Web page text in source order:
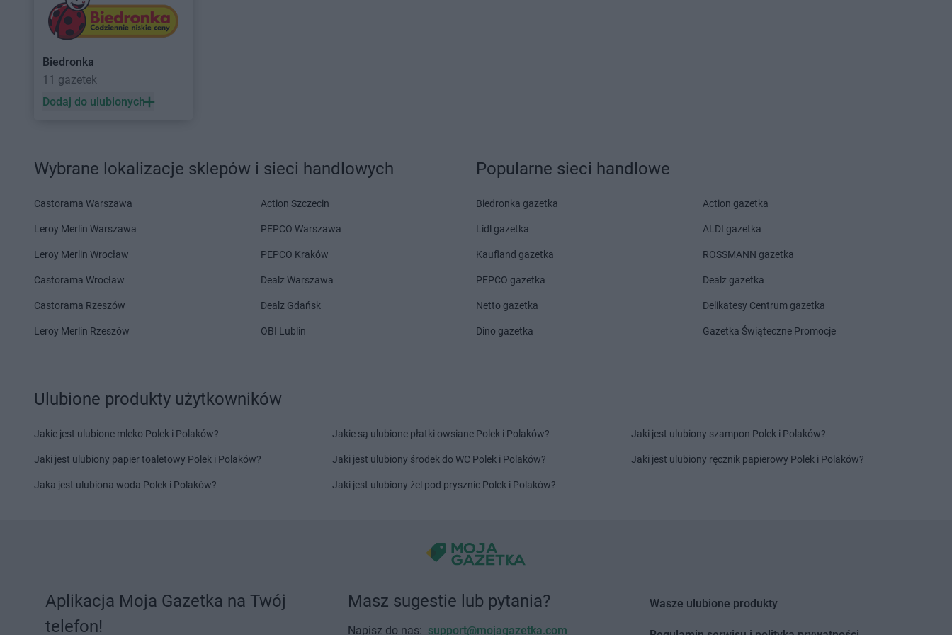
Hitpol Sanok
Hitpol Sieniawa
Hitpol Skomielna Czarna
Hitpol Święcany
Hitpol Tarnawa Górna
Tęgoborze
Hitpol Zagórz Zarszyn
Hitpol Żurowa
Biedronka
11 gazetek
Dodaj do ulubionych
Wybrane lokalizacje sklepów i sieci handlowych
Castorama Warszawa
Leroy Merlin Warszawa
Leroy Merlin Wrocław
Castorama Wrocław
Castorama Rzeszów
Leroy Merlin Rzeszów
Action Szczecin
PEPCO Warszawa
PEPCO Kraków
Dealz Warszawa
Dealz Gdańsk
OBI Lublin
Popularne sieci handlowe
Biedronka gazetka
Lidl gazetka
Kaufland gazetka
PEPCO gazetka
Netto gazetka
Dino gazetka
Action gazetka
ALDI gazetka
ROSSMANN gazetka
Dealz gazetka
Delikatesy Centrum gazetka
Gazetka Świąteczne Promocje
Ulubione produkty użytkowników
Jakie jest ulubione mleko Polek i Polaków?
Jaki jest ulubiony papier toaletowy Polek i Polaków?
Jaka jest ulubiona woda Polek i Polaków?
Jakie są ulubione płatki owsiane Polek i Polaków?
Jaki jest ulubiony środek do WC Polek i Polaków?
Jaki jest ulubiony żel pod prysznic Polek i Polaków?
Jaki jest ulubiony szampon Polek i Polaków?
Jaki jest ulubiony ręcznik papierowy Polek i Polaków?
Aplikacja Moja Gazetka na Twój
telefon!
Masz sugestie lub pytania?
Napisz do nas: support@mojagazetka.com
Wasze ulubione produkty